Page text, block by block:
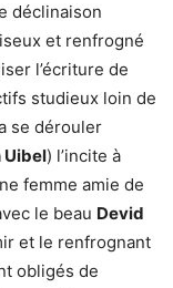
déclinaison
et renfrogné
l’écriture de
studieux loin de
se dérouler
Uibel) l’incite à
femme amie de
le beau Devid
et le renfrognant
obligés de